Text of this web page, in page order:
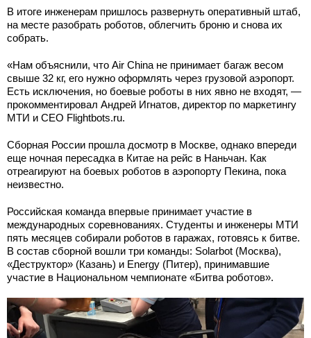
В итоге инженерам пришлось развернуть оперативный штаб,
на месте разобрать роботов, облегчить броню и снова их
собрать.
«Нам объяснили, что Air China не принимает багаж весом
свыше 32 кг, его нужно оформлять через грузовой аэропорт.
Есть исключения, но боевые роботы в них явно не входят, —
прокомментировал Андрей Игнатов, директор по маркетингу
МТИ и CEO Flightbots.ru.
Сборная России прошла досмотр в Москве, однако впереди
еще ночная пересадка в Китае на рейс в Наньчан. Как
отреагируют на боевых роботов в аэропорту Пекина, пока
неизвестно.
Российская команда впервые принимает участие в
международных соревнованиях. Студенты и инженеры МТИ
пять месяцев собирали роботов в гаражах, готовясь к битве.
В состав сборной вошли три команды: Solarbot (Москва),
«Деструктор» (Казань) и Energy (Питер), принимавшие
участие в Национальном чемпионате «Битва роботов».